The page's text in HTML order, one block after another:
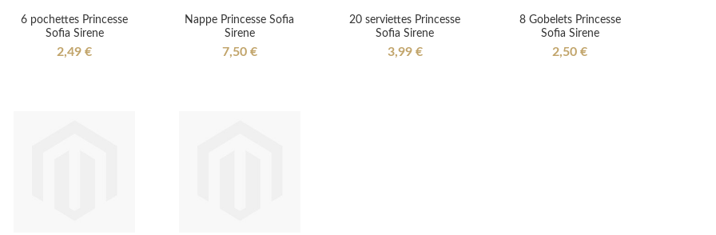
6 pochettes Princesse
Sofia Sirene
2,49 €
Nappe Princesse Sofia
Sirene
7,50 €
20 serviettes Princesse
Sofia Sirene
3,99 €
8 Gobelets Princesse
Sofia Sirene
2,50 €